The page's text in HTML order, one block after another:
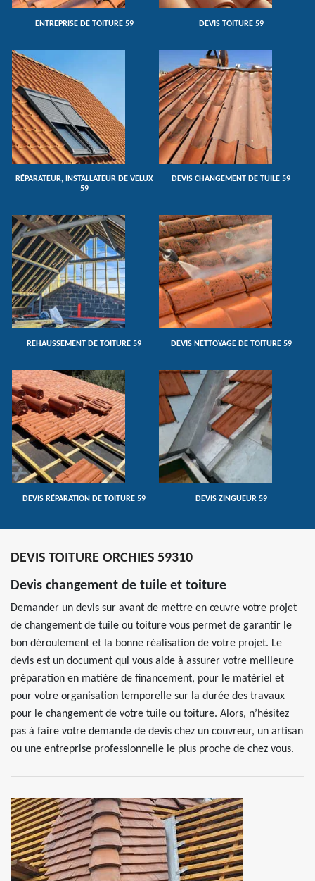
ENTREPRISE DE TOITURE 59 DEVIS TOITURE 59
RÉPARATEUR, INSTALLATEUR DE VELUX
59
DEVIS CHANGEMENT DE TUILE 59
REHAUSSEMENT DE TOITURE 59 DEVIS NETTOYAGE DE TOITURE 59
DEVIS RÉPARATION DE TOITURE 59 DEVIS ZINGUEUR 59
DEVIS TOITURE ORCHIES 59310
Devis changement de tuile et toiture
Demander un devis sur avant de mettre en œuvre votre projet
de changement de tuile ou toiture vous permet de garantir le
bon déroulement et la bonne réalisation de votre projet. Le
devis est un document qui vous aide à assurer votre meilleure
préparation en matière de financement, pour le matériel et
pour votre organisation temporelle sur la durée des travaux
pour le changement de votre tuile ou toiture. Alors, n’hésitez
pas à faire votre demande de devis chez un couvreur, un artisan
ou une entreprise professionnelle le plus proche de chez vous.